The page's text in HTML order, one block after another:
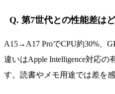
Q. 第7世代との性能差は
A15→A17 ProでCPU約30%、
違いはApple Intelligence対応の
す。読書やメモ用途では差を感